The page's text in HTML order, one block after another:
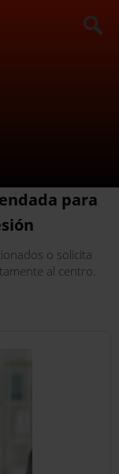
para
o solicita
al centro.